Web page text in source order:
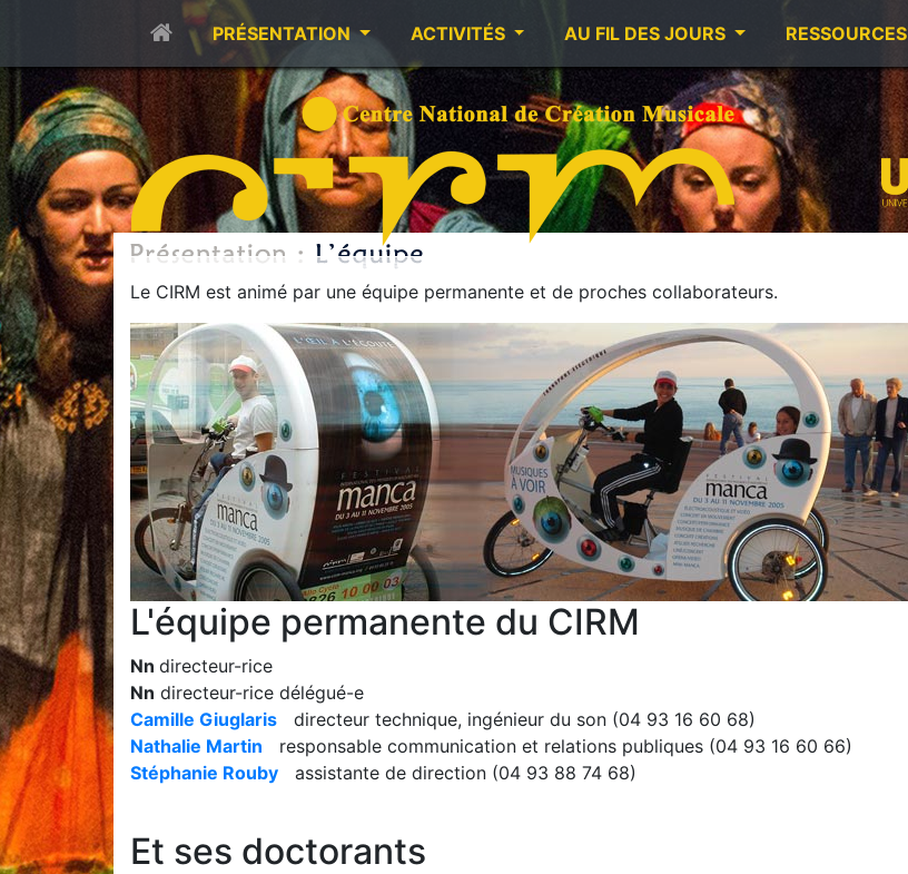
PRÉSENTATION ACTIVITÉS AU FIL DES JOURS RESSOURCES
Le CIRM est animé par une équipe permanente et de proches collaborateurs.
L'équipe permanente du CIRM
Nn directeur-rice
Nn directeur-rice délégué-e
Camille Giuglaris directeur technique, ingénieur du son (04 93 16 60 68)
Nathalie Martin responsable communication et relations publiques (04 93 16 60 66)
Stéphanie Rouby assistante de direction (04 93 88 74 68)
Et ses doctorants